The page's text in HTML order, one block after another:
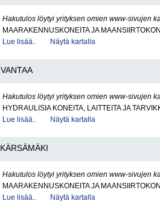
Hakutulos löytyi yrityksen omien www-sivujen
MAARAKENNUSKONEITA JA
Lue lisää..
Näytä kartalla
VANTAA
Hakutulos löytyi yrityksen omien www-sivujen
HYDRAULISIA KONEITA, LAITTEITA JA
Lue lisää..
Näytä kartalla
KÄRSÄMÄKI
Hakutulos löytyi yrityksen omien www-sivujen
MAARAKENNUSKONEITA JA
Lue lisää..
Näytä kartalla